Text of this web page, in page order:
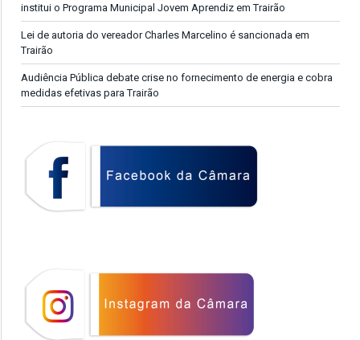
institui o Programa Municipal Jovem Aprendiz em Trairão
Lei de autoria do vereador Charles Marcelino é sancionada em
Trairão
Audiência Pública debate crise no fornecimento de energia e cobra
medidas efetivas para Trairão